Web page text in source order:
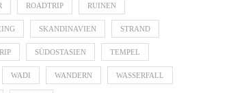
ROADTRIP RUINEN
SKANDINAVIEN STRAND
SÜDOSTASIEN TEMPEL
WADI WANDERN WASSERFALL